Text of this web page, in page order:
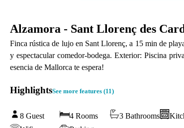
Alzamora - Sant Llorenç des
Finca rústica de lujo en Sant Llorenç, a 15 min de
y espectacular comedor-bodega. Exterior: Piscina
esencia de Mallorca te espera!
HighlightsSee more features (11)
8 Guest 4 Rooms 3 Bathrooms